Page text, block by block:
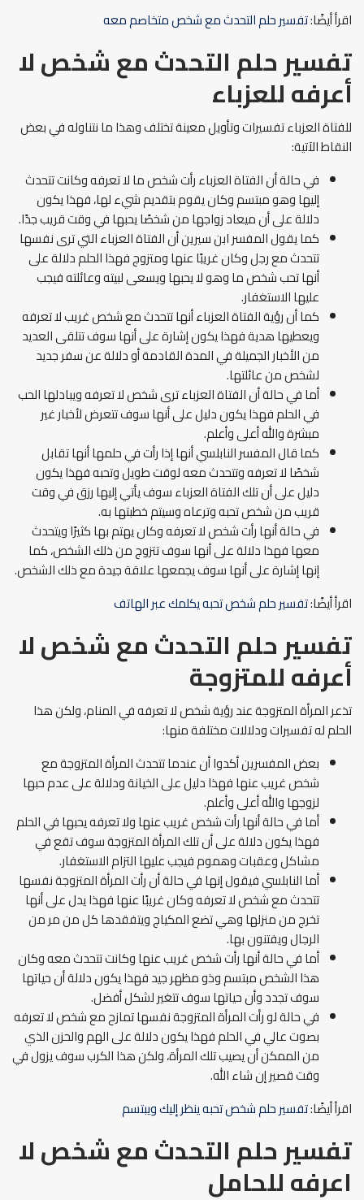
اقرأ أيضًا:تفسير حلم التحدث مع شخص متخاصم معه
تفسير حلم التحدث مع شخص لا
أعرفه للعزباء
للفتاة العزباء تفسيرات وتأويل معينة تختلف وهذا ما نتناوله في بعض
النقاط الآتية:
في حالة أن الفتاة العزباء رأت شخص ما لا تعرفه وكانت تتحدث
إليها وهو مبتسم وكان يقوم بتقديم شيء لها، فهذا يكون
دلالة على أن ميعاد زواجها من شخصًا يحبها في وقت قريب جدًا.
كما يقول المفسر ابن سيرين أن الفتاة العزباء التي ترى نفسها
تتحدث مع رجل وكان غريبًا عنها ومتزوج فهذا الحلم دلالة على
أنها تحب شخص ما وهو لا يحبها ويسعى لبيته وعائلته فيجب
عليها الاستغفار.
كما أن رؤية الفتاة العزباء أنها تتحدث مع شخص غريب لا تعرفه
ويعطيها هدية فهذا يكون إشارة على أنها سوف تتلقى العديد
من الأخبار الجميلة في المدة القادمة أو دلالة عن سفر جديد
لشخص من عائلتها.
أما في حالة أن الفتاة العزباء ترى شخص لا تعرفه ويبادلها الحب
في الحلم فهذا يكون دليل على أنها سوف تتعرض لأخبار غير
مبشرة والله أعلى وأعلم.
كما قال المفسر النابلسي أنها إذا رأت في حلمها أنها تقابل
شخصًا لا تعرفه وتتحدث معه لوقت طويل وتحبه فهذا يكون
دليل على أن تلك الفتاة العزباء سوف يأتي إليها رزق في وقت
قريب من شخص تحبه وترعاه وسيتم خطبتها به.
في حالة أنها رأت شخص لا تعرفه وكان يهتم بها كثيرًا ويتحدث
معها فهذا دلالة على أنها سوف تتزوج من ذلك الشخص، كما
إنها إشارة على أنها سوف يجمعها علاقة جيدة مع ذلك الشخص.
اقرأ أيضًا:تفسير حلم شخص تحبه يكلمك عبر الهاتف
تفسير حلم التحدث مع شخص لا
أعرفه للمتزوجة
تذعر المرأة المتزوجة عند رؤية شخص لا تعرفه في المنام، ولكن هذا
الحلم له تفسيرات ودلالات مختلفة منها:
بعض المفسرين أكدوا أن عندما تتحدث المرأة المتزوجة مع
شخص غريب عنها فهذا دليل على الخيانة ودلالة على عدم حبها
لزوجها والله أعلى وأعلم.
أما في حالة أنها رأت شخص غريب عنها ولا تعرفه يحبها في الحلم
فهذا يكون دلالة على أن تلك المرأة المتزوجة سوف تقع في
مشاكل وعقبات وهموم فيجب عليها التزام الاستغفار.
أما النابلسي فيقول إنها في حالة أن رأت المرأة المتزوجة نفسها
تتحدث مع شخص لا تعرفه وكان غريبًا عنها فهذا يدل على أنها
تخرج من منزلها وهي تضع المكياج ويتفقدها كل من مر من
الرجال ويفتنون بها.
أما في حالة أنها رأت شخص غريب عنها وكانت تتحدث معه وكان
هذا الشخص مبتسم وذو مظهر جيد فهذا يكون دلالة أن حياتها
سوف تجدد وأن حياتها سوف تتغير لشكل أفضل.
في حالة لو رأت المرأة المتزوجة نفسها تمازح مع شخص لا تعرفه
بصوت عالي في الحلم فهذا يكون دلالة على الهم والحزن الذي
من الممكن أن يصيب تلك المرأة، ولكن هذا الكرب سوف يزول في
وقت قصير إن شاء الله.
اقرأ أيضًا:تفسير حلم شخص تحبه ينظر إليك ويبتسم
تفسير حلم التحدث مع شخص لا
اعرفه للحامل